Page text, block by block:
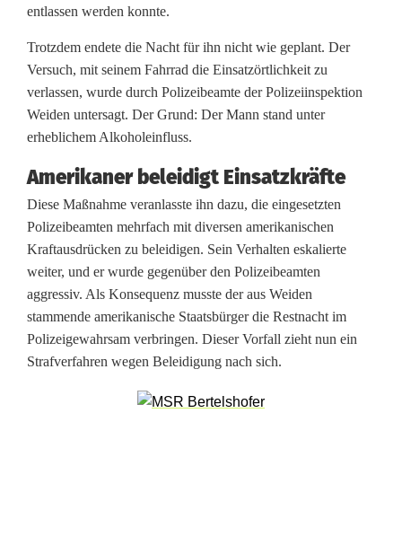
e
n
e
r
e
t
r
u
n
k
entlassen werden konnte.
Trotzdem endete die Nacht für ihn nicht wie geplant. Der
Versuch, mit seinem Fahrrad die Einsatzörtlichkeit zu
verlassen, wurde durch Polizeibeamte der Polizeiinspektion
Weiden untersagt. Der Grund: Der Mann stand unter
erheblichem Alkoholeinfluss.
Amerikaner beleidigt Einsatzkräfte
Diese Maßnahme veranlasste ihn dazu, die eingesetzten
Polizeibeamten mehrfach mit diversen amerikanischen
Kraftausdrücken zu beleidigen. Sein Verhalten eskalierte
weiter, und er wurde gegenüber den Polizeibeamten
aggressiv. Als Konsequenz musste der aus Weiden
stammende amerikanische Staatsbürger die Restnacht im
Polizeigewahrsam verbringen. Dieser Vorfall zieht nun ein
Strafverfahren wegen Beleidigung nach sich.